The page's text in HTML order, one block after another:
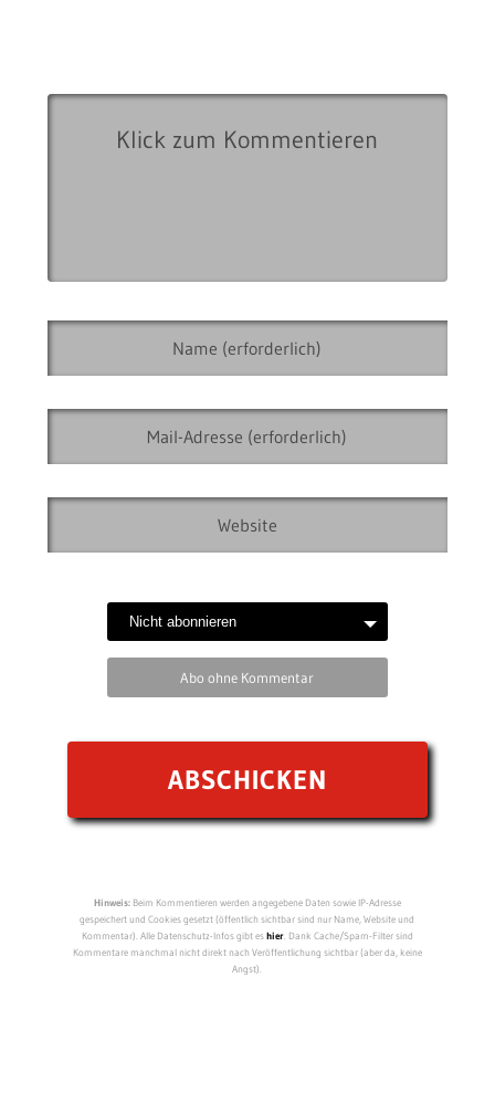
Abo ohne Kommentar
Hinweis:Beim Kommentieren werden angegebene Daten sowie IP-Adresse
gespeichert und Cookies gesetzt (öffentlich sichtbar sind nur Name, Website und
Kommentar). Alle Datenschutz-Infos gibt eshier. Dank Cache/Spam-Filter sind
Kommentare manchmal nicht direkt nach Veröffentlichung sichtbar (aber da, keine
Angst).